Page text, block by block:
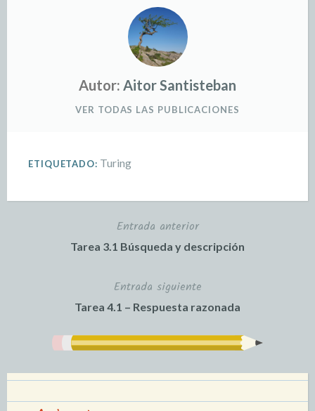
Autor: Aitor Santisteban
VER TODAS LAS PUBLICACIONES
ETIQUETADO: Turing
Entrada anterior
Tarea 3.1 Búsqueda y descripción
Entrada siguiente
Tarea 4.1 – Respuesta razonada